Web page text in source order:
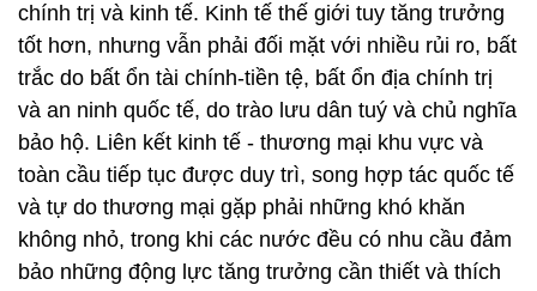
chính trị và kinh tế. Kinh tế thế giới tuy tăng trưởng
tốt hơn, nhưng vẫn phải đối mặt với nhiều rủi ro, bất
trắc do bất ổn tài chính-tiền tệ, bất ổn địa chính trị
và an ninh quốc tế, do trào lưu dân tuý và chủ nghĩa
bảo hộ. Liên kết kinh tế - thương mại khu vực và
toàn cầu tiếp tục được duy trì, song hợp tác quốc tế
và tự do thương mại gặp phải những khó khăn
không nhỏ, trong khi các nước đều có nhu cầu đảm
bảo những động lực tăng trưởng cần thiết và thích